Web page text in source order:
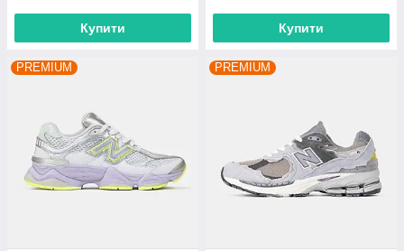
Купити Купити
PREMIUM PREMIUM